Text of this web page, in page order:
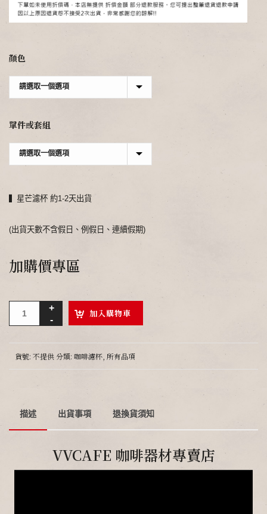
顏色
單件或套組
▍星芒濾杯 約1-2天出貨
(出貨天數不含假日、例假日、連續假期)
加購價專區
加入購物車
貨號: 不提供分類: 咖啡濾杯 所有品項
描述 出貨事項 退換貨須知
VVCAFE 咖啡器材專賣店